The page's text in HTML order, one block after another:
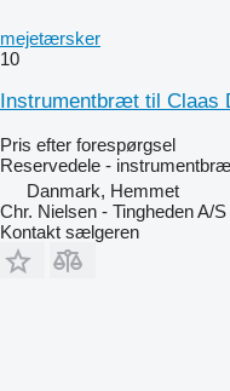
mejetærsker
10
Instrumentbræt til Claas
Pris efter forespørgsel
Reservedele -
Danmark, Hemmet
Chr. Nielsen - Tingheden A/S
Kontakt sælgeren